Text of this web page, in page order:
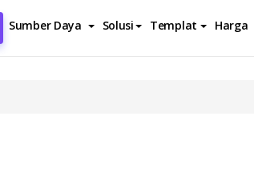
Sumber Daya Solusi Templat Harga